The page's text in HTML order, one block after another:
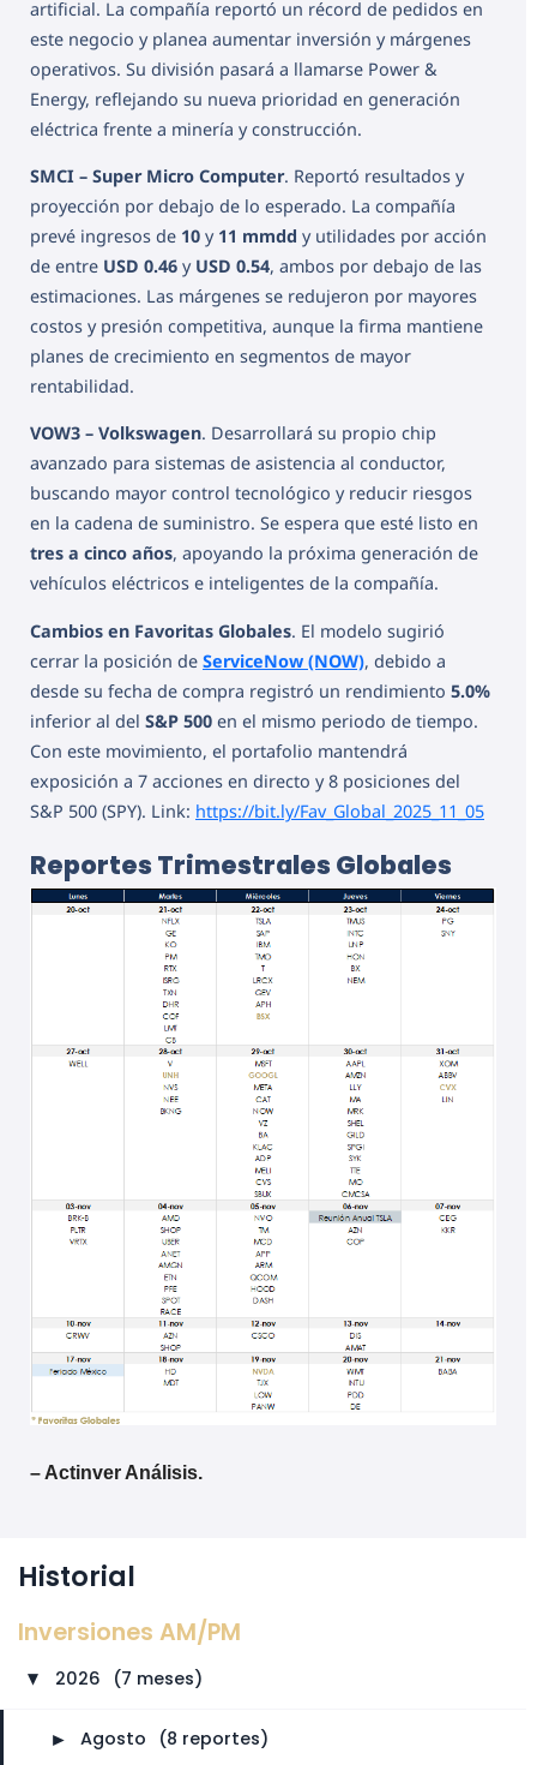
artificial. La compañía reportó un récord de pedidos en
este negocio y planea aumentar inversión y márgenes
operativos. Su división pasará a llamarse Power &
Energy, reflejando su nueva prioridad en generación
eléctrica frente a minería y construcción.
SMCI – Super Micro Computer. Reportó resultados y
proyección por debajo de lo esperado. La compañía
prevé ingresos de 10 y 11 mmdd y utilidades por acción
de entre USD 0.46 y USD 0.54, ambos por debajo de las
estimaciones. Las márgenes se redujeron por mayores
costos y presión competitiva, aunque la firma mantiene
planes de crecimiento en segmentos de mayor
rentabilidad.
VOW3 – Volkswagen. Desarrollará su propio chip
avanzado para sistemas de asistencia al conductor,
buscando mayor control tecnológico y reducir riesgos
en la cadena de suministro. Se espera que esté listo en
tres a cinco años, apoyando la próxima generación de
vehículos eléctricos e inteligentes de la compañía.
Cambios en Favoritas Globales. El modelo sugirió
cerrar la posición de ServiceNow (NOW), debido a
desde su fecha de compra registró un rendimiento 5.0%
inferior al del S&P 500 en el mismo periodo de tiempo.
Con este movimiento, el portafolio mantendrá
exposición a 7 acciones en directo y 8 posiciones del
S&P 500 (SPY). Link: https://bit.ly/Fav_Global_2025_11_05
Reportes Trimestrales Globales
– Actinver Análisis.
Historial
Inversiones AM/PM
► 2026 (7 meses)
► Agosto (8 reportes)